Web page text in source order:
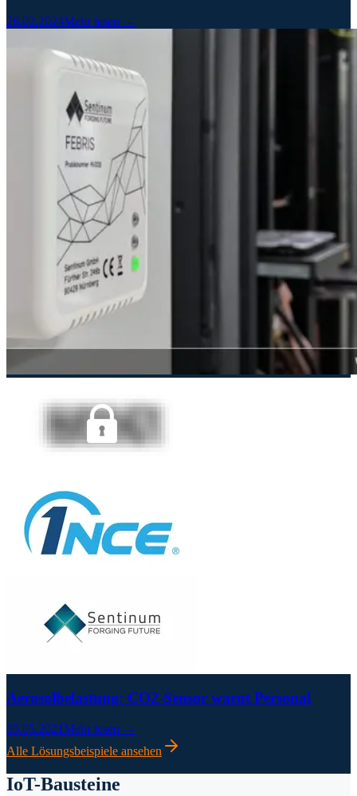
28.02.2024Mehr lesen →
Aerosolbelastung: CO2-Sensor warnt Personal
05.05.2021Mehr lesen →
Alle Lösungsbeispiele ansehen
IoT-Bausteine